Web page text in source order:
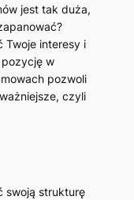
jest tak duża,
Twoje interesy i
w
pozwoli
czyli
swoją strukturę